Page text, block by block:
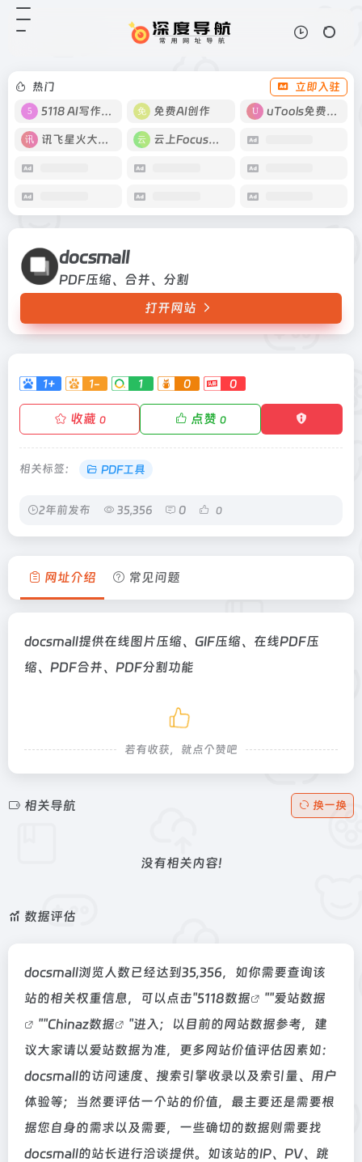
热门
立即入驻
5118 AI写作工具
免费AI创作 uTools免费工具箱
讯飞星火大模型 云上Focus接码
docsmall
PDF压缩、合并、分割
打开网站
1+ 1- 1 0 0
收藏 0 点赞 0
相关标签： PDF工具
2年前发布 35,356 0 0
网址介绍 常见问题
docsmall提供在线图片压缩、GIF压缩、在线PDF压
缩、PDF合并、PDF分割功能
若有收获，就点个赞吧
相关导航 换一换
没有相关内容!
数据评估
docsmall浏览人数已经达到35,356，如你需要查询该
站的相关权重信息，可以点击"5118数据 ""爱站数据
""Chinaz数据
"进入；以目前的网站数据参考，建
议大家请以爱站数据为准，更多网站价值评估因素如：
docsmall的访问速度、搜索引擎收录以及索引量、用户
体验等；当然要评估一个站的价值，最主要还是需要根
据您自身的需求以及需要，一些确切的数据则需要找
docsmall的站长进行洽谈提供。如该站的IP、PV、跳